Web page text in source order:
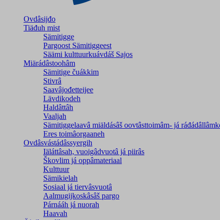
Ovdâsijđo
Tiäđuh mist
Sämitigge
Pargoost Sämitiggeest
Säämi kulttuurkuávdáš Sajos
Miärádâstoohâm
Sämitige čuákkim
Stivrâ
Saavâjođetteijee
Lävdikodeh
Haldâttâh
Vaaljah
Sämitiggelaavâ miäldásâš oovtâsttoimâm- já
Eres toimâorgaaneh
Ovdâsvástádâssyergih
Iäláttâsah, vuoigâdvuotâ já piirâs
Škovlim já oppâmateriaal
Kulttuur
Sämikielah
Sosiaal já tiervâsvuotâ
Aalmugijkoskâsâš pargo
Párnááh já nuorah
Haavah